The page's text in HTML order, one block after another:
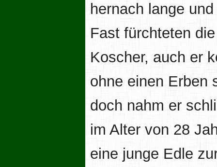
hernach lange
Fast fürchteten die
Koscher, auch er
ohne einen Erben
doch nahm er
im Alter von 28
eine junge Edle